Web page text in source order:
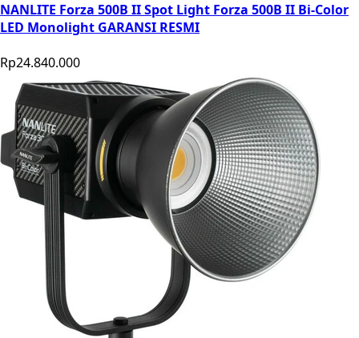
NANLITE Forza 500B II Spot Light Forza 500B II Bi-Color
LED Monolight GARANSI RESMI
Rp24.840.000